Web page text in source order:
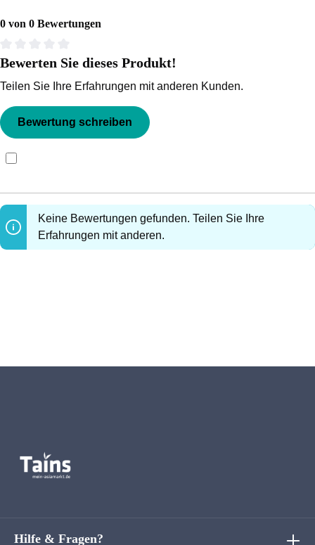
0 von 0 Bewertungen
Durchschnittliche Bewertung von 0 von 5 Sternen
Bewerten Sie dieses Produkt!
Teilen Sie Ihre Erfahrungen mit anderen Kunden.
Bewertung schreiben
Keine Bewertungen gefunden. Teilen Sie Ihre
Erfahrungen mit anderen.
Hilfe & Fragen?